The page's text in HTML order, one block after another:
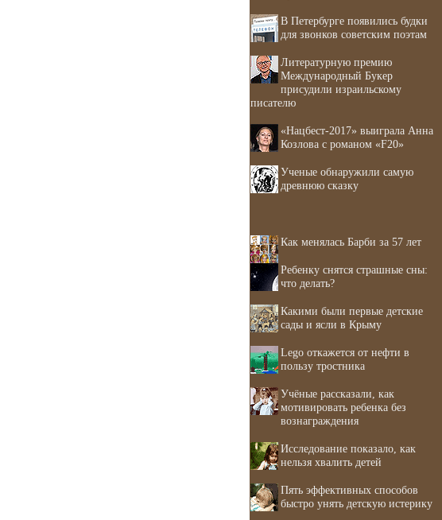
В Петербурге появились будки
для звонков советским поэтам
Литературную премию
Международный Букер
присудили израильскому
писателю
«Нацбест-2017» выиграла Анна
Козлова с романом «F20»
Ученые обнаружили самую
древнюю сказку
Как менялась Барби за 57 лет
Ребенку снятся страшные сны:
что делать?
Какими были первые детские
сады и ясли в Крыму
Lego откажется от нефти в
пользу тростника
Учёные рассказали, как
мотивировать ребенка без
вознаграждения
Исследование показало, как
нельзя хвалить детей
Пять эффективных способов
быстро унять детскую истерику